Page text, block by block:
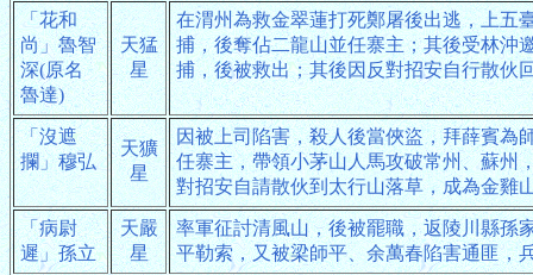
「花和
尚」魯智
深(原名
魯達)
天猛
星
在渭州為救金翠蓮打死鄭屠後出逃，上五
捕，後奪佔二龍山並任寨主；其後受林沖
捕，後被救出；其後因反對招安自行散伙
「沒遮
攔」穆弘
天獷
星
因被上司陷害，殺人後當俠盜，拜薛賓為
任寨主，帶領小茅山人馬攻破常州、蘇州
對招安自請散伙到太行山落草，成為金雞
「病尉
遲」孫立
天嚴
星
率軍征討清風山，後被罷職，返陵川縣孫
平勒索，又被梁師平、余萬春陷害通匪，